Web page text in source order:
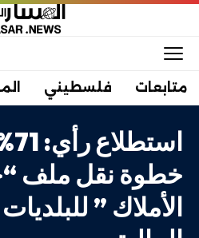
متابعات فلسطيني
خطوة نقل ملف
الأملاك ”